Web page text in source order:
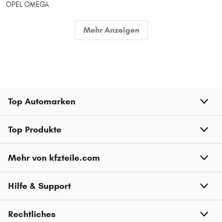
OPEL OMEGA
OPEL MOVANO
OPEL KADETT
OPEL ANTARA
OPEL CASCADA
OPEL REKORD
Mehr Anzeigen
Top Automarken
Top Produkte
Mehr von kfzteile.com
Hilfe & Support
Rechtliches